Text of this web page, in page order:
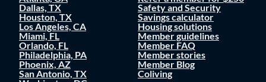
Dallas, TX
Houston, TX
Los Angeles, CA
Miami, FL
Orlando, FL
Philadelphia, PA
Phoenix, AZ
San Antonio, TX
Safety and Security
Savings calculator
Housing solutions
Member guidelines
Member FAQ
Member stories
Member Blog
Coliving